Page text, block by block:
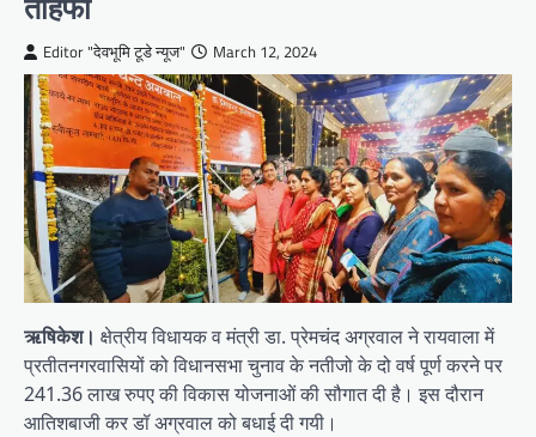
तोहफा
Editor "देवभूमि टूडे न्यूज" March 12, 2024
ऋषिकेश। क्षेत्रीय विधायक व मंत्री डा. प्रेमचंद अग्रवाल ने रायवाला में
प्रतीतनगरवासियों को विधानसभा चुनाव के नतीजो के दो वर्ष पूर्ण करने पर
241.36 लाख रुपए की विकास योजनाओं की सौगात दी है। इस दौरान
आतिशबाजी कर डॉ अग्रवाल को बधाई दी गयी।